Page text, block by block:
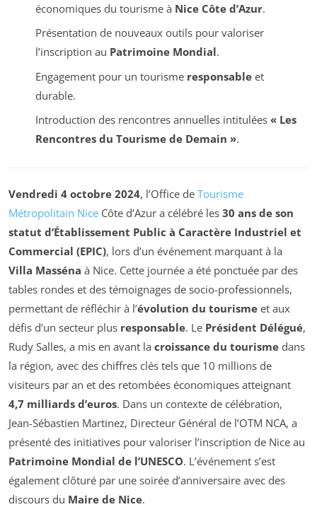
économiques du tourisme à Nice Côte d’Azur.
Présentation de nouveaux outils pour valoriser
l’inscription au Patrimoine Mondial.
Engagement pour un tourisme responsableet
durable.
Introduction des rencontres annuelles intitulées « Les
Rencontres du Tourisme de Demain ».
Vendredi 4 octobre 2024, l’Office de Tourisme
Métropolitain Nice Côte d’Azur a célébré les 30 ans de son
statut d’Établissement Public à Caractère Industriel et
Commercial (EPIC), lors d’un événement marquant à la
Villa Masséna à Nice. Cette journée a été ponctuée par des
tables rondes et des témoignages de socio-professionnels,
permettant de réfléchir à l’évolution du tourisme et aux
défis d’un secteur plus responsable. Le Président Délégué,
Rudy Salles, a mis en avant la croissance du tourisme dans
la région, avec des chiffres clés tels que 10 millions de
visiteurs par an et des retombées économiques atteignant
4,7 milliards d’euros. Dans un contexte de célébration,
Jean-Sébastien Martinez, Directeur Général de l’OTM NCA, a
présenté des initiatives pour valoriser l’inscription de Nice au
Patrimoine Mondial de l’UNESCO. L’événement s’est
également clôturé par une soirée d’anniversaire avec des
discours du Maire de Nice.